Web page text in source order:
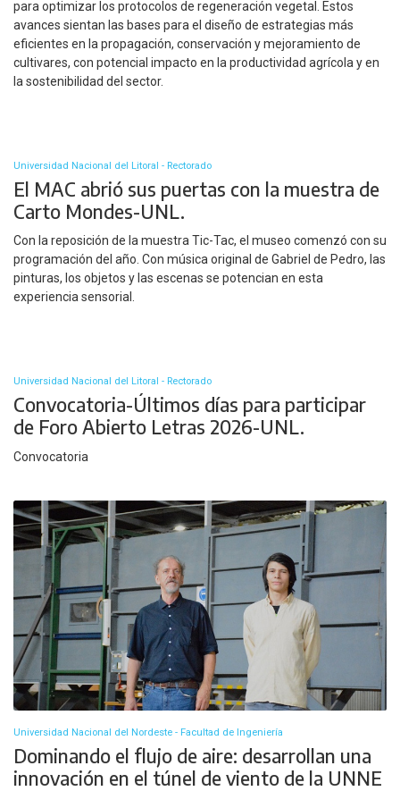
para optimizar los protocolos de regeneración vegetal. Estos
avances sientan las bases para el diseño de estrategias más
eficientes en la propagación, conservación y mejoramiento de
cultivares, con potencial impacto en la productividad agrícola y en
la sostenibilidad del sector.
Universidad Nacional del Litoral - Rectorado
El MAC abrió sus puertas con la muestra de
Carto Mondes-UNL.
Con la reposición de la muestra Tic-Tac, el museo comenzó con su
programación del año. Con música original de Gabriel de Pedro, las
pinturas, los objetos y las escenas se potencian en esta
experiencia sensorial.
Universidad Nacional del Litoral - Rectorado
Convocatoria-Últimos días para participar
de Foro Abierto Letras 2026-UNL.
Convocatoria
Universidad Nacional del Nordeste - Facultad de Ingeniería
Dominando el flujo de aire: desarrollan una
innovación en el túnel de viento de la UNNE